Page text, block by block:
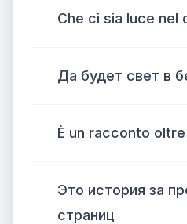
Che ci sia luce nel
Да будет свет в
È un racconto
Это история за
страниц